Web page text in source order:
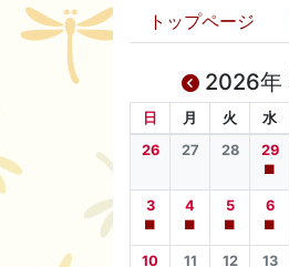
トップページ
2026年
日 月 火 水
26
27 28 29
■
3
■
4
■
5
■
6
■
10 11 12 13